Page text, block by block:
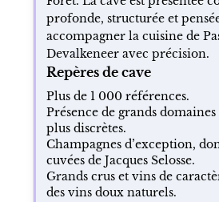
profonde, structurée et
accompagner la cuisine de
Devalkeneer avec précision.
Repères de cave
Plus de 1 000 références.
Présence de grands domaines
plus discrètes.
Champagnes d’exception,
cuvées de Jacques Selosse.
Grands crus et vins de
des vins doux naturels.